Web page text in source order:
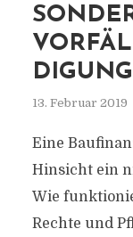
DIGUNG
13. Februar 2019
Eine
Hinsicht ein
Wie
Rechte und